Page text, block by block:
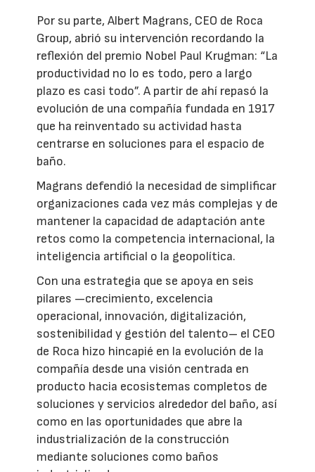
Por su parte, Albert Magrans, CEO de Roca
Group, abrió su intervención recordando la
reflexión del premio Nobel Paul Krugman: “La
productividad no lo es todo, pero a largo
plazo es casi todo”. A partir de ahí repasó la
evolución de una compañía fundada en 1917
que ha reinventado su actividad hasta
centrarse en soluciones para el espacio de
baño.
Magrans defendió la necesidad de simplificar
organizaciones cada vez más complejas y de
mantener la capacidad de adaptación ante
retos como la competencia internacional, la
inteligencia artificial o la geopolítica.
Con una estrategia que se apoya en seis
pilares —crecimiento, excelencia
operacional, innovación, digitalización,
sostenibilidad y gestión del talento– el CEO
de Roca hizo hincapié en la evolución de la
compañía desde una visión centrada en
producto hacia ecosistemas completos de
soluciones y servicios alrededor del baño, así
como en las oportunidades que abre la
industrialización de la construcción
mediante soluciones como baños